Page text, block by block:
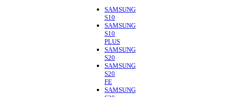
SAMSUNG
S10
SAMSUNG
S10
PLUS
SAMSUNG
S20
SAMSUNG
S20
FE
SAMSUNG